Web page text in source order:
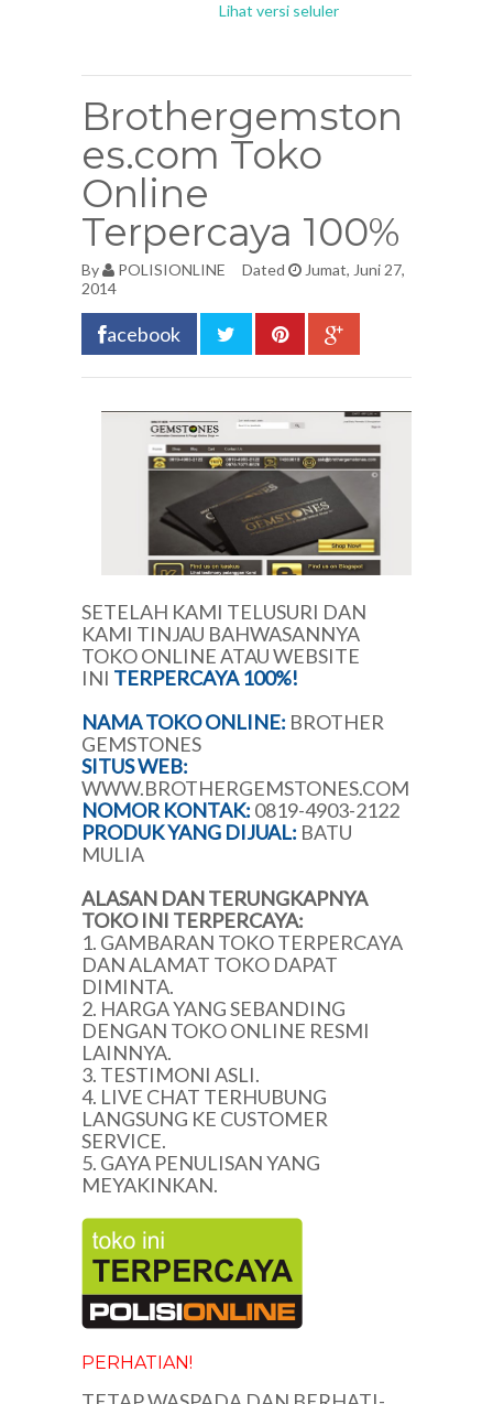
Lihat versi seluler
Brothergemston
es.com Toko
Online
Terpercaya 100%
By POLISIONLINE Dated
Jumat, Juni 27,
2014
acebook
SETELAH KAMI TELUSURI DAN
KAMI TINJAU BAHWASANNYA
TOKO ONLINE ATAU WEBSITE
INI TERPERCAYA 100%!
NAMA TOKO ONLINE: BROTHER
GEMSTONES
SITUS WEB:
WWW.BROTHERGEMSTONES.COM
NOMOR KONTAK: 0819-4903-2122
PRODUK YANG DIJUAL: BATU
MULIA
ALASAN DAN TERUNGKAPNYA
TOKO INI TERPERCAYA:
1. GAMBARAN TOKO TERPERCAYA
DAN ALAMAT TOKO DAPAT
DIMINTA.
2. HARGA YANG SEBANDING
DENGAN TOKO ONLINE RESMI
LAINNYA.
3. TESTIMONI ASLI.
4. LIVE CHAT TERHUBUNG
LANGSUNG KE CUSTOMER
SERVICE.
5. GAYA PENULISAN YANG
MEYAKINKAN.
PERHATIAN!